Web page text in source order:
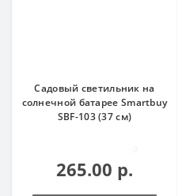
Садовый светильник на
солнечной батарее Smartbuy
SBF-103 (37 см)
265.00 р.